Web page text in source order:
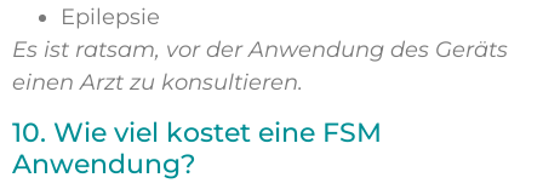
Epilepsie
Es ist ratsam, vor der Anwendung des Geräts
einen Arzt zu konsultieren.
10. Wie viel kostet eine FSM
Anwendung?